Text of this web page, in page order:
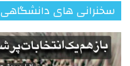
سخنرانی های دانشگاهی